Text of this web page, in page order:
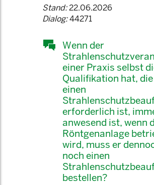
Stand:22.06.2026
Dialog:44271
Wenn der
einer Praxis selbst
Qualifikation hat,
einen
erforderlich ist,
anwesend ist, wenn
Röntgenanlage
wird, muss er
noch einen
bestellen?